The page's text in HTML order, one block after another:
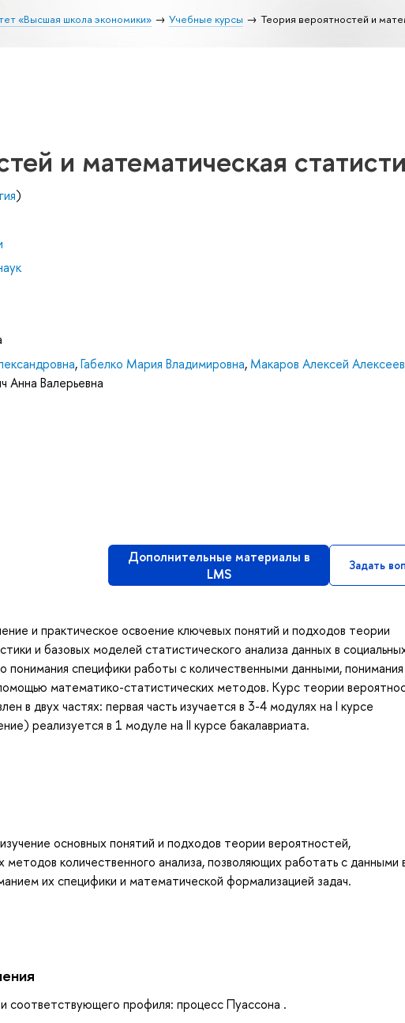
«Высшая школа экономики» Учебные курсы Теория вероятностей и
и математическая
)
,Габелко Мария Владимировна, Макаров Алексей
Анна Валерьевна
Дополнительные материалы в
LMS
Задать
и практическое освоение ключевых понятий и подходов теории
и базовых моделей статистического анализа данных в
понимания специфики работы с количественными данными,
математико-статистических методов. Курс теории
в двух частях: первая часть изучается в 3-4 модулях на I курсе
реализуется в 1 модуле на II курсе бакалавриата.
основных понятий и подходов теории вероятностей,
количественного анализа, позволяющих работать с данными
их специфики и математической формализацией задач.
соответствующего профиля: процесс Пуассона .